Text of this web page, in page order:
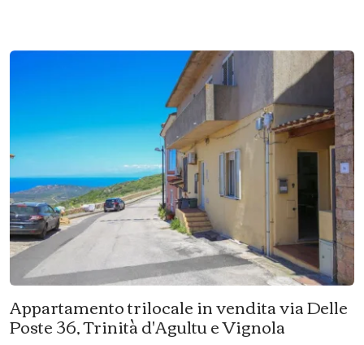
Appartamento trilocale in vendita via Delle
Poste 36, Trinità d'Agultu e Vignola